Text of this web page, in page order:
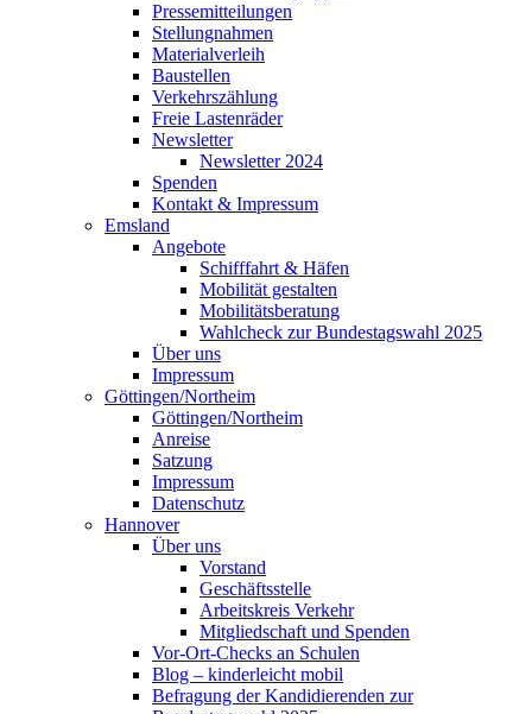
Pressemitteilungen
Stellungnahmen
Materialverleih
Baustellen
Verkehrszählung
Freie Lastenräder
Newsletter
Newsletter 2024
Spenden
Kontakt & Impressum
Emsland
Angebote
Schifffahrt & Häfen
Mobilität gestalten
Mobilitätsberatung
Wahlcheck zur Bundestagswahl 2025
Über uns
Impressum
Göttingen/Northeim
Göttingen/Northeim
Anreise
Satzung
Impressum
Datenschutz
Hannover
Über uns
Vorstand
Geschäftsstelle
Arbeitskreis Verkehr
Mitgliedschaft und Spenden
Vor-Ort-Checks an Schulen
Blog – kinderleicht mobil
Befragung der Kandidierenden zur